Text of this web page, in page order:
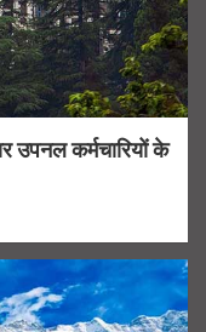
कर्मचारियों के